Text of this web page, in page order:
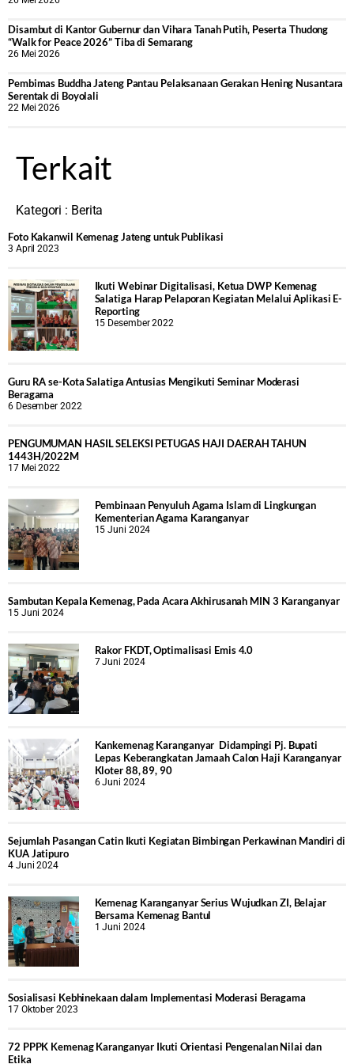
Disambut di Kantor Gubernur dan Vihara Tanah Putih, Peserta Thudong
“Walk for Peace 2026” Tiba di Semarang
26 Mei 2026
‎Pembimas Buddha Jateng Pantau Pelaksanaan Gerakan Hening Nusantara
Serentak di Boyolali
22 Mei 2026
Terkait
Kategori : Berita
Foto Kakanwil Kemenag Jateng untuk Publikasi
3 April 2023
Ikuti Webinar Digitalisasi, Ketua DWP Kemenag
Salatiga Harap Pelaporan Kegiatan Melalui Aplikasi E-
Reporting
15 Desember 2022
Guru RA se-Kota Salatiga Antusias Mengikuti Seminar Moderasi
Beragama
6 Desember 2022
PENGUMUMAN HASIL SELEKSI PETUGAS HAJI DAERAH TAHUN
1443H/2022M
17 Mei 2022
Pembinaan Penyuluh Agama Islam di Lingkungan
Kementerian Agama Karanganyar
15 Juni 2024
Sambutan Kepala Kemenag, Pada Acara Akhirusanah MIN 3 Karanganyar
15 Juni 2024
Rakor FKDT, Optimalisasi Emis 4.0
7 Juni 2024
Kankemenag Karanganyar Didampingi Pj. Bupati
Lepas Keberangkatan Jamaah Calon Haji Karanganyar
Kloter 88, 89, 90
6 Juni 2024
Sejumlah Pasangan Catin Ikuti Kegiatan Bimbingan Perkawinan Mandiri di
KUA Jatipuro
4 Juni 2024
Kemenag Karanganyar Serius Wujudkan ZI, Belajar
Bersama Kemenag Bantul
1 Juni 2024
Sosialisasi Kebhinekaan dalam Implementasi Moderasi Beragama
17 Oktober 2023
72 PPPK Kemenag Karanganyar Ikuti Orientasi Pengenalan Nilai dan
Etika